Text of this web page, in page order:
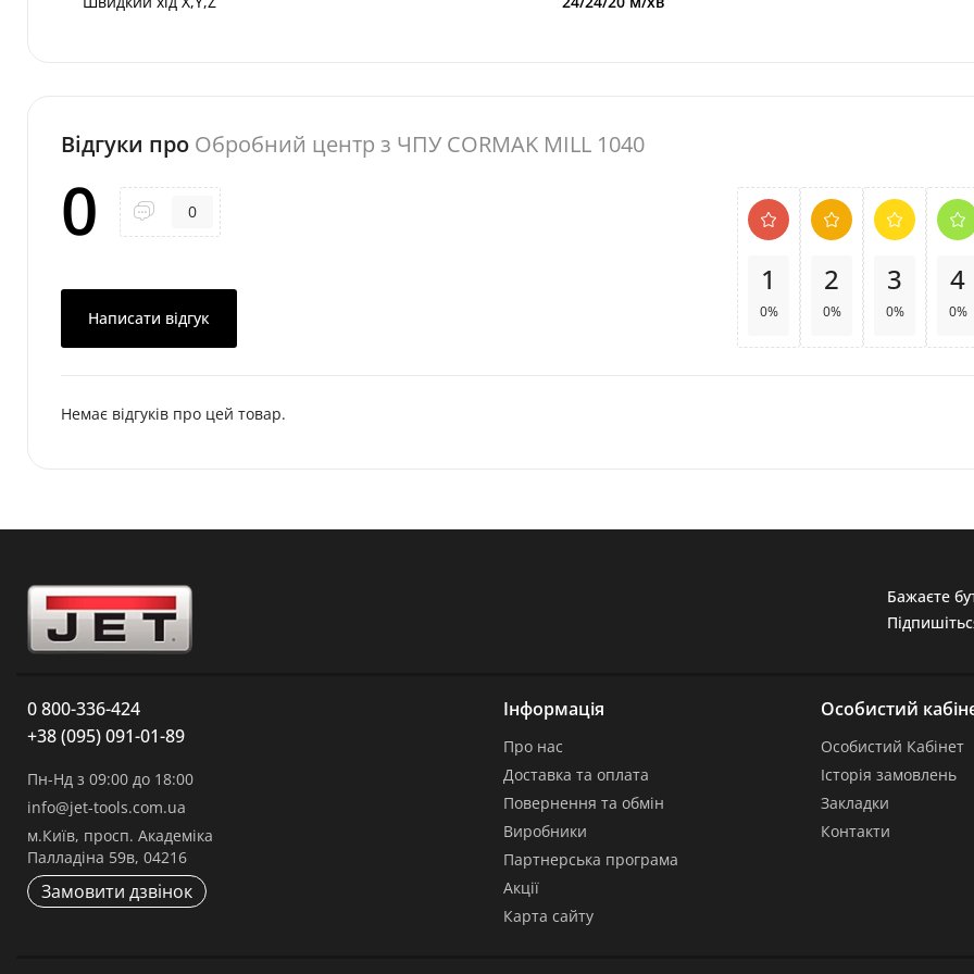
Відгуки про Обробний центр з ЧПУ CORMAK MILL 1040
0 0
Написати відгук
1
0%
2
0%
3
0%
4
0%
Немає відгуків про цей товар.
Бажаєте
0 800-336-424
+38 (095) 091-01-89
Пн-Нд з 09:00 до 18:00
info@jet-tools.com.ua
м.Київ, просп. Академіка
Палладіна 59в, 04216
Замовити дзвінок
Інформація
Про нас
Доставка та оплата
Повернення та обмін
Виробники
Партнерська програма
Акції
Карта сайту
Особистий
Особистий Кабінет
Історія замовлень
Закладки
Контакти